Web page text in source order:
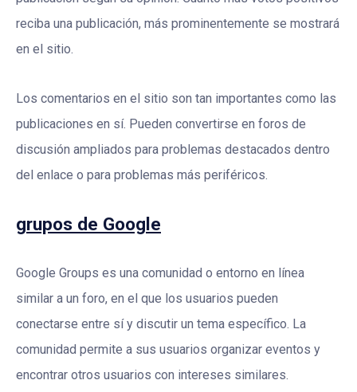
reciba una publicación, más prominentemente se mostrará
en el sitio.
Los comentarios en el sitio son tan importantes como las
publicaciones en sí. Pueden convertirse en foros de
discusión ampliados para problemas destacados dentro
del enlace o para problemas más periféricos.
grupos de Google
Google Groups es una comunidad o entorno en línea
similar a un foro, en el que los usuarios pueden
conectarse entre sí y discutir un tema específico. La
comunidad permite a sus usuarios organizar eventos y
encontrar otros usuarios con intereses similares.